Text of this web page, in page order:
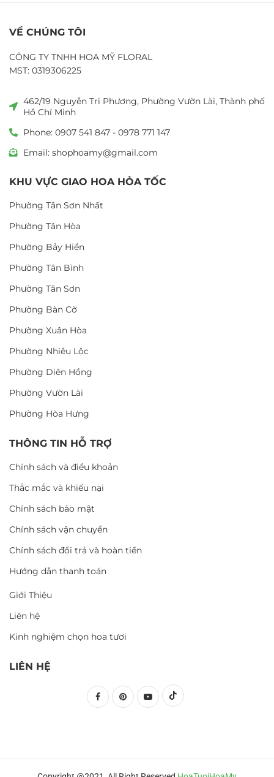
VỀ CHÚNG TÔI
CÔNG TY TNHH HOA MỸ FLORAL
MST: 0319306225
462/19 Nguyễn Tri Phương, Phường Vườn Lài, Thành phố
Hồ Chí Minh
Phone: 0907 541 847 - 0978 771 147
Email: shophoamy@gmail.com
KHU VỰC GIAO HOA HỎA TỐC
Phường Tân Sơn Nhất
Phường Tân Hòa
Phường Bảy Hiền
Phường Tân Bình
Phường Tân Sơn
Phường Bàn Cờ
Phường Xuân Hòa
Phường Nhiêu Lộc
Phường Diên Hồng
Phường Vườn Lài
Phường Hòa Hưng
THÔNG TIN HỖ TRỢ
Chính sách và điều khoản
Thắc mắc và khiếu nại
Chính sách bảo mật
Chính sách vận chuyển
Chính sách đổi trả và hoàn tiền
Hướng dẫn thanh toán
Giới Thiệu
Liên hệ
Kinh nghiệm chọn hoa tươi
LIÊN HỆ